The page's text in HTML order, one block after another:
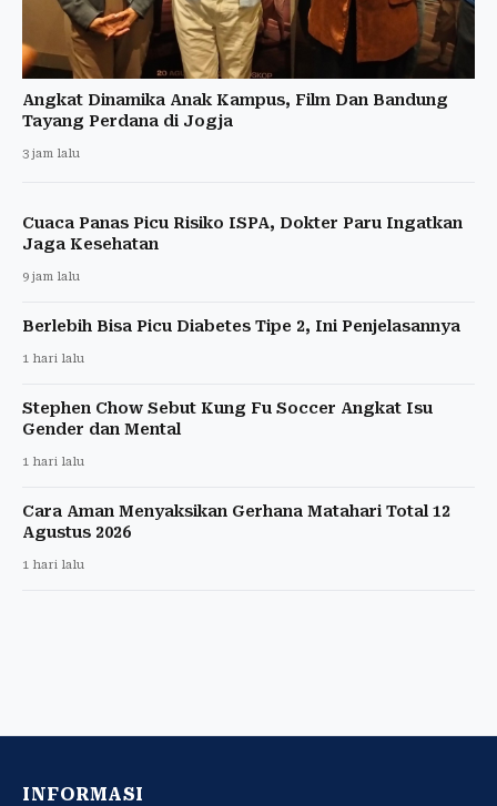
Angkat Dinamika Anak Kampus, Film Dan Bandung
Tayang Perdana di Jogja
3 jam lalu
Cuaca Panas Picu Risiko ISPA, Dokter Paru Ingatkan
Jaga Kesehatan
9 jam lalu
Berlebih Bisa Picu Diabetes Tipe 2, Ini Penjelasannya
1 hari lalu
Stephen Chow Sebut Kung Fu Soccer Angkat Isu
Gender dan Mental
1 hari lalu
Cara Aman Menyaksikan Gerhana Matahari Total 12
Agustus 2026
1 hari lalu
INFORMASI